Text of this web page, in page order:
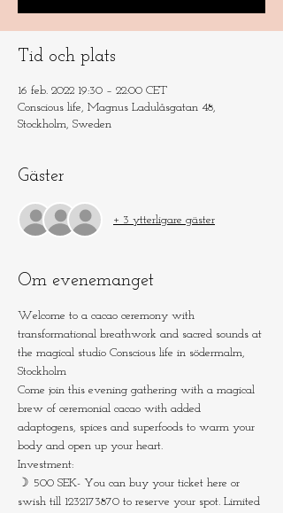
Tid och plats
16 feb. 2022 19:30 – 22:00 CET
Conscious life, Magnus Ladulåsgatan 48,
Stockholm, Sweden
Gäster
+ 3 ytterligare gäster
Om evenemanget
Welcome to a cacao ceremony with
transformational breathwork and sacred sounds at
the magical studio Conscious life in södermalm,
Stockholm
Come join this evening gathering with a magical
brew of ceremonial cacao with added
adaptogens, spices and superfoods to warm your
body and open up your heart.
Investment:
☽ 500 SEK- You can buy your ticket here or
swish till 1232173870 to reserve your spot. Limited